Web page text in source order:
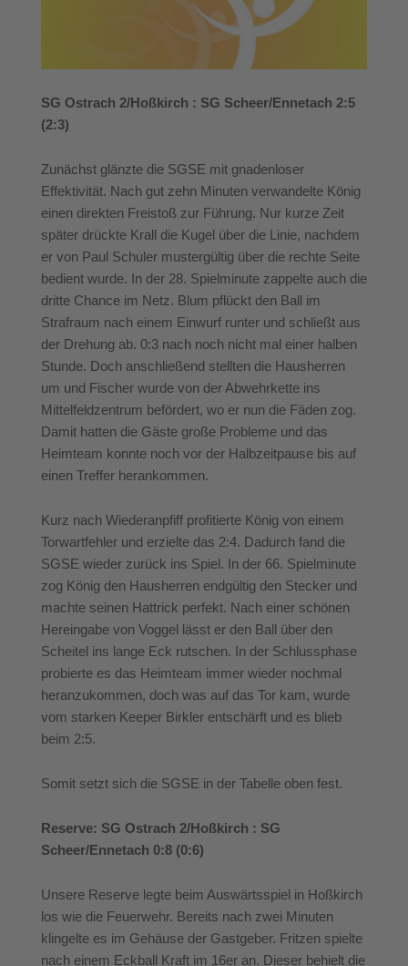
SG Ostrach 2/Hoßkirch : SG Scheer/Ennetach 2:5
(2:3)
Zunächst glänzte die SGSE mit gnadenloser
Effektivität. Nach gut zehn Minuten verwandelte König
einen direkten Freistoß zur Führung. Nur kurze Zeit
später drückte Krall die Kugel über die Linie, nachdem
er von Paul Schuler mustergültig über die rechte Seite
bedient wurde. In der 28. Spielminute zappelte auch die
dritte Chance im Netz. Blum pflückt den Ball im
Strafraum nach einem Einwurf runter und schließt aus
der Drehung ab. 0:3 nach noch nicht mal einer halben
Stunde. Doch anschließend stellten die Hausherren
um und Fischer wurde von der Abwehrkette ins
Mittelfeldzentrum befördert, wo er nun die Fäden zog.
Damit hatten die Gäste große Probleme und das
Heimteam konnte noch vor der Halbzeitpause bis auf
einen Treffer herankommen.
Kurz nach Wiederanpfiff profitierte König von einem
Torwartfehler und erzielte das 2:4. Dadurch fand die
SGSE wieder zurück ins Spiel. In der 66. Spielminute
zog König den Hausherren endgültig den Stecker und
machte seinen Hattrick perfekt. Nach einer schönen
Hereingabe von Voggel lässt er den Ball über den
Scheitel ins lange Eck rutschen. In der Schlussphase
probierte es das Heimteam immer wieder nochmal
heranzukommen, doch was auf das Tor kam, wurde
vom starken Keeper Birkler entschärft und es blieb
beim 2:5.
Somit setzt sich die SGSE in der Tabelle oben fest.
Reserve: SG Ostrach 2/Hoßkirch : SG
Scheer/Ennetach 0:8 (0:6)
Unsere Reserve legte beim Auswärtsspiel in Hoßkirch
los wie die Feuerwehr. Bereits nach zwei Minuten
klingelte es im Gehäuse der Gastgeber. Fritzen spielte
nach einem Eckball Kraft im 16er an. Dieser behielt die